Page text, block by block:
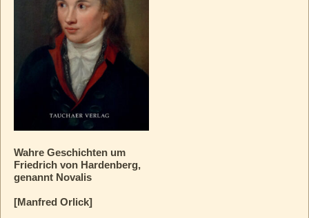
Wahre Geschichten um
Friedrich von Hardenberg,
genannt Novalis
[Manfred Orlick]